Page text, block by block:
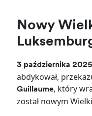
Nowy
3 października
abdykował,
Guillaume, który
został nowym